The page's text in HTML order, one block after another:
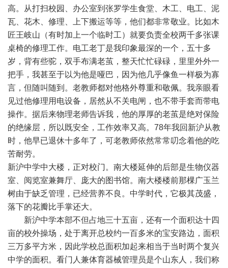
高。从打扫校园、办公室到张罗学生食堂、木工、电工、泥
瓦、花木、修理、上下搬运等等，他们都非常敬业。比如木
匠王岐山（有时加上一个临时工）就要负责全校两千多张课
桌椅的修理工作。电工老丁是我印象最深的一个，五十多
岁，背有些驼，双手布满老茧，整天忙忙碌碌，里里外外一
把手，我甚至于以为他是哑巴，因为他几乎像鱼一样极为寡
言，但随叫随到。老教师都对他格外尊重和敬佩。我亲眼看
见过他修理用电设备，居然从不关电闸，也不带手套而带电
操作。据后来物理老师告诉我，他的厚厚的老茧是绝对保险
的绝缘层，所以既安全，工作效率又高。78年我回新沪从教
时，他早已退休十多年了，可老教师依然常常叨念着他的吃
苦耐劳。
新沪中学中大楼，正对校门。南大楼延伸的后部是生物仪器
室、阅览室兼舞厅、庞大的图书馆。南大楼楼前那棵广玉兰
树由于缺乏管理，已经营养不良。中学时代，它极其茂盛，
落下的花瓣比手掌还大。
新沪中学本部不但占地三十五亩，还有一个面积达十四
亩的校外操场，处于离开总校约一百多米的宝安路边，面积
三万多平方米，因此学校总面积加起来相当于当时两个复兴
中学的面积。看门人兼体育器械管理员是个山东人，我们称